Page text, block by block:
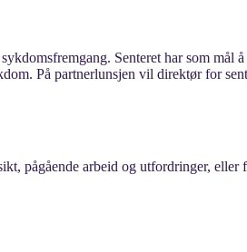
Senteret har som mål
På partnerlunsjen vil direktør for
pågående arbeid og utfordringer,